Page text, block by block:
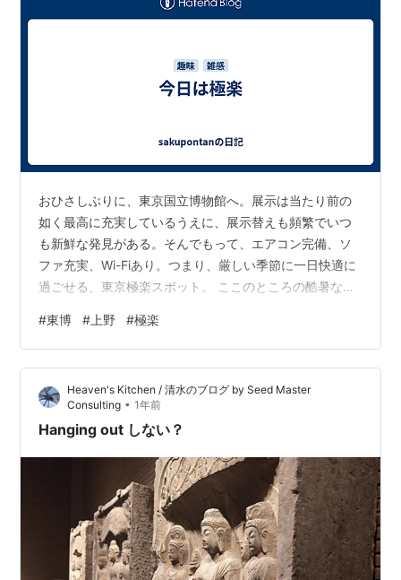
おひさしぶりに、東京国立博物館へ。展示は当たり前の
如く最高に充実しているうえに、展示替えも頻繁でいつ
も新鮮な発見がある。そんでもって、エアコン完備、ソ
ファ充実、Wi-Fiあり。つまり、厳しい季節に一日快適に
過ごせる、東京極楽スポット。 ここのところの酷暑な労
りソファで休憩。ぼすんと座り込めば、目はあいている
けれども、脳ミソはすっかりと寝ていますってな状況
で、とろとろと庭を眺める、小一時間。 これほどのぜい
たくがあろうか、いやない…。意味のなしな反語表現だ
けが身体を支配している、至福。庭は暑そうですが、勇
者たちが日傘（これも貸してもらえるんだもん…
#東博 # 上野 #極楽
Heaven's Kitchen / 清水のブログ by Seed Master
Consulting • 1年前
Hanging out しない？